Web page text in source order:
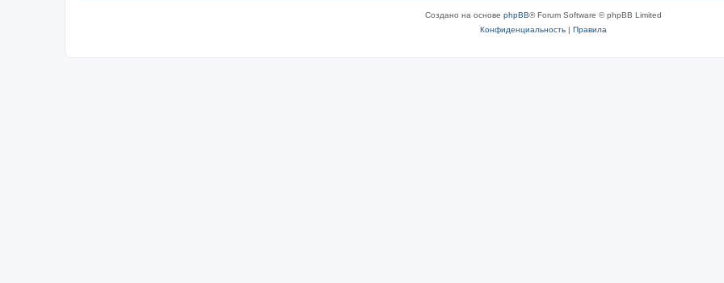
Создано на основе phpBB® Forum Software © phpBB Limited
Конфиденциальность| Правила